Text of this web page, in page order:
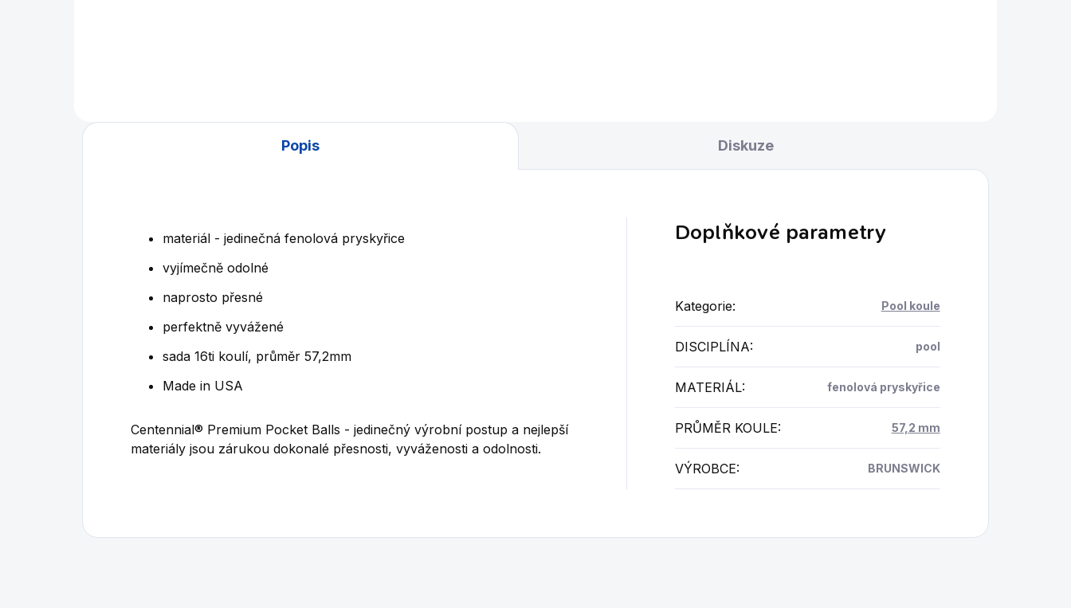
Popis Diskuze
materiál - jedinečná fenolová pryskyřice
vyjímečně odolné
naprosto přesné
perfektně vyvážené
sada 16ti koulí, průměr 57,2mm
Made in USA
Centennial® Premium Pocket Balls - jedinečný výrobní postup a nejlepší
materiály jsou zárukou dokonalé přesnosti, vyváženosti a odolnosti.
Doplňkové parametry
Kategorie: Pool koule
DISCIPLÍNA: pool
MATERIÁL: fenolová pryskyřice
PRŮMĚR KOULE: 57,2 mm
VÝROBCE: BRUNSWICK